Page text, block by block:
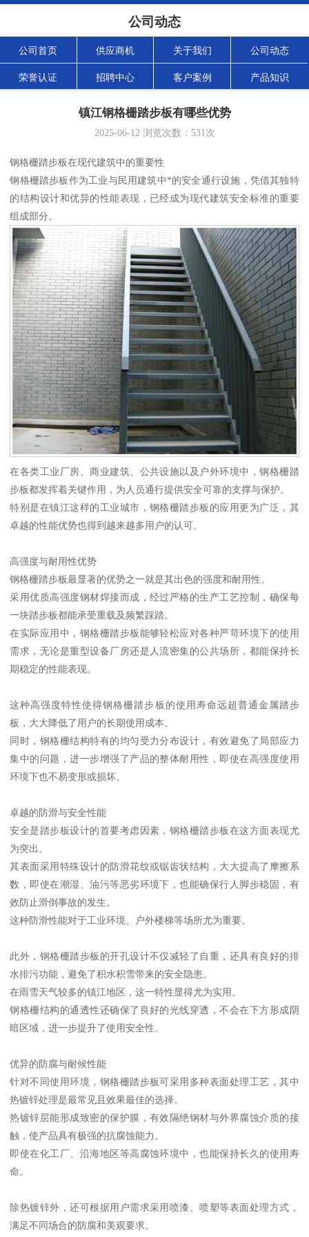
公司动态
公司首页 供应商机 关于我们 公司动态
荣誉认证 招聘中心 客户案例 产品知识
镇江钢格栅踏步板有哪些优势
2025-06-12浏览次数： 531次
钢格栅踏步板在现代建筑中的重要性
钢格栅踏步板作为工业与民用建筑中*的安全通行设施，凭借其独特
的结构设计和优异的性能表现，已经成为现代建筑安全标准的重要
组成部分。
在各类工业厂房、商业建筑、公共设施以及户外环境中，钢格栅踏
步板都发挥着关键作用，为人员通行提供安全可靠的支撑与保护。
特别是在镇江这样的工业城市，钢格栅踏步板的应用更为广泛，其
卓越的性能优势也得到越来越多用户的认可。
高强度与耐用性优势
钢格栅踏步板最显著的优势之一就是其出色的强度和耐用性。
采用优质高强度钢材焊接而成，经过严格的生产工艺控制，确保每
一块踏步板都能承受重载及频繁踩踏。
在实际应用中，钢格栅踏步板能够轻松应对各种严苛环境下的使用
需求，无论是重型设备厂房还是人流密集的公共场所，都能保持长
期稳定的性能表现。
这种高强度特性使得钢格栅踏步板的使用寿命远超普通金属踏步
板，大大降低了用户的长期使用成本。
同时，钢格栅结构特有的均匀受力分布设计，有效避免了局部应力
集中的问题，进一步增强了产品的整体耐用性，即使在高强度使用
环境下也不易变形或损坏。
卓越的防滑与安全性能
安全是踏步板设计的首要考虑因素，钢格栅踏步板在这方面表现尤
为突出。
其表面采用特殊设计的防滑花纹或锯齿状结构，大大提高了摩擦系
数，即使在潮湿、油污等恶劣环境下，也能确保行人脚步稳固，有
效防止滑倒事故的发生。
这种防滑性能对于工业环境、户外楼梯等场所尤为重要。
此外，钢格栅踏步板的开孔设计不仅减轻了自重，还具有良好的排
水排污功能，避免了积水积雪带来的安全隐患。
在雨雪天气较多的镇江地区，这一特性显得尤为实用。
钢格栅结构的通透性还确保了良好的光线穿透，不会在下方形成阴
暗区域，进一步提升了使用安全性。
优异的防腐与耐候性能
针对不同使用环境，钢格栅踏步板可采用多种表面处理工艺，其中
热镀锌处理是最常见且效果最佳的选择。
热镀锌层能形成致密的保护膜，有效隔绝钢材与外界腐蚀介质的接
触，使产品具有极强的抗腐蚀能力。
即使在化工厂、沿海地区等高腐蚀环境中，也能保持长久的使用寿
命。
除热镀锌外，还可根据用户需求采用喷漆、喷塑等表面处理方式，
满足不同场合的防腐和美观要求。